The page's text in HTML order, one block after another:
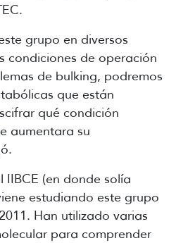
grupo en diversos
condiciones de operación
de bulking, podremos
que están
qué condición
aumentara su
(en donde solía
estudiando este grupo
Han utilizado varias
para comprender